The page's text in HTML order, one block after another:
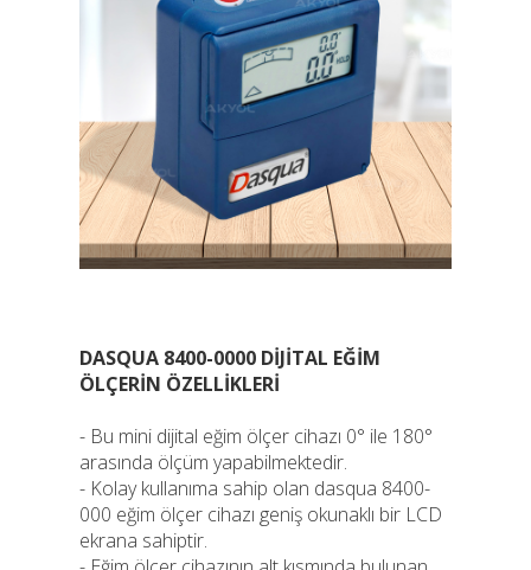
DASQUA 8400-0000 DİJİTAL EĞİM
ÖLÇERİN ÖZELLİKLERİ
- Bu mini dijital eğim ölçer cihazı 0° ile 180°
arasında ölçüm yapabilmektedir.
- Kolay kullanıma sahip olan dasqua 8400-
000 eğim ölçer cihazı geniş okunaklı bir LCD
ekrana sahiptir.